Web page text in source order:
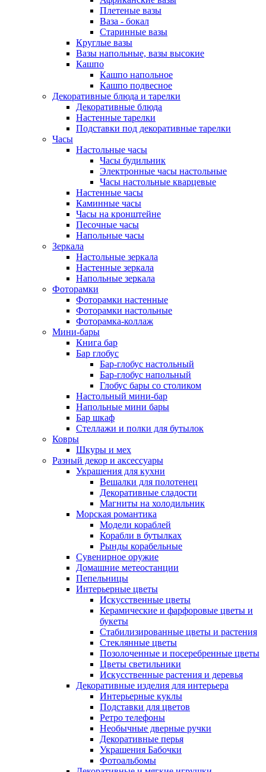
Плетеные вазы
Ваза - бокал
Старинные вазы
Круглые вазы
Вазы напольные, вазы высокие
Кашпо
Кашпо напольное
Кашпо подвесное
Декоративные блюда и тарелки
Декоративные блюда
Настенные тарелки
Подставки под декоративные тарелки
Часы
Настольные часы
Часы будильник
Электронные часы настольные
Часы настольные кварцевые
Настенные часы
Каминные часы
Часы на кронштейне
Песочные часы
Напольные часы
Зеркала
Настольные зеркала
Настенные зеркала
Напольные зеркала
Фоторамки
Фоторамки настенные
Фоторамки настольные
Фоторамка-коллаж
Мини-бары
Книга бар
Бар глобус
Бар-глобус настольный
Бар-глобус напольный
Глобус бары со столиком
Настольный мини-бар
Напольные мини бары
Бар шкаф
Стеллажи и полки для бутылок
Ковры
Шкуры и мех
Разный декор и аксессуары
Украшения для кухни
Вешалки для полотенец
Декоративные сладости
Магниты на холодильник
Морская романтика
Модели кораблей
Корабли в бутылках
Рынды корабельные
Сувенирное оружие
Домашние метеостанции
Пепельницы
Интерьерные цветы
Искусственные цветы
Керамические и фарфоровые цветы и
букеты
Стабилизированные цветы и растения
Стеклянные цветы
Позолоченные и посеребренные цветы
Цветы светильники
Искусственные растения и деревья
Декоративные изделия для интерьера
Интерьерные куклы
Подставки для цветов
Ретро телефоны
Необычные дверные ручки
Декоративные перья
Украшения Бабочки
Фотоальбомы